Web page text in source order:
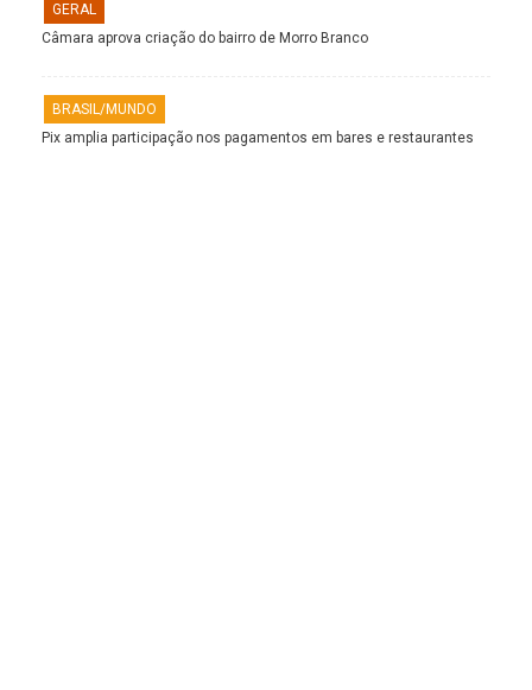
GERAL
Câmara aprova criação do bairro de Morro Branco
BRASIL/MUNDO
Pix amplia participação nos pagamentos em bares e restaurantes